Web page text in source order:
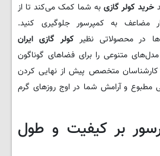
خرید کولر گازی به شما کمک می‌کند تا از
مضاعف به کمپرسور جلوگیری کنید.
در محصولاتی نظیر کولر گازی ایران
متنوعی را برای فضاهای گوناگون
متخصص پیش از نهایی کردن
مطبوع و آرامش شما در اوج روزهای گرم
بر کیفیت و طول